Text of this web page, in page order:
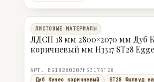
ЛИСТОВЫЕ МАТЕРИАЛЫ
ЛДСП 18 мм 2800×2070 мм Дуб
коричневый мм H3317 ST28
АРТ. EG18280207H3317ST28
Дуб Кунео коричневый
ST28 Филвуд